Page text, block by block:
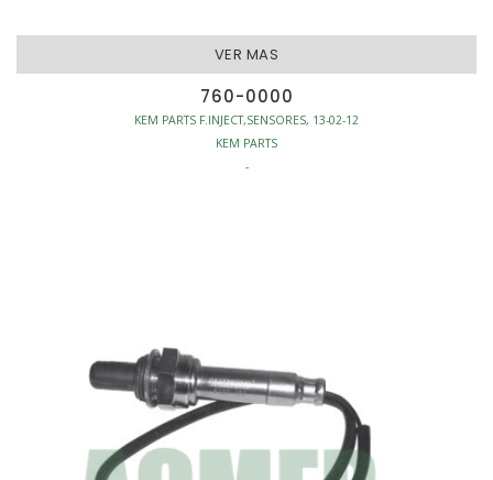
VER MAS
760-0000
KEM PARTS F.INJECT,SENSORES, 13-02-12
KEM PARTS
-